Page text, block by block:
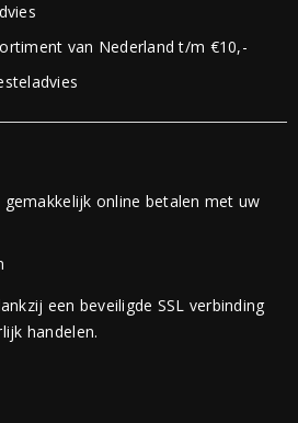
van Nederland t/m €10,-
online betalen met uw
een beveiligde SSL verbinding
handelen.